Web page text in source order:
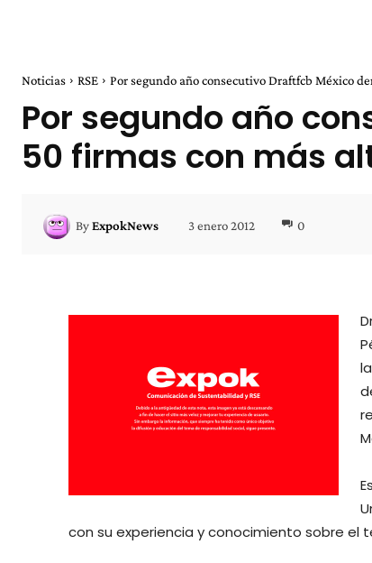
Noticias RSE Por segundo año consecutivo Draftfcb México
Por segundo año
50 firmas con más
ByExpokNews 3 enero 2012 0
con su experiencia y conocimiento sobre el